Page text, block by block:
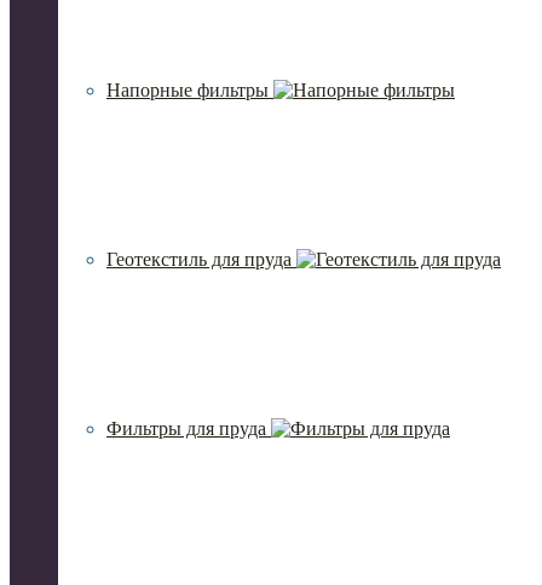
Напорные фильтры
Геотекстиль для пруда
Фильтры для пруда